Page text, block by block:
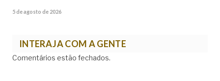
5 de agosto de 2026
INTERAJA COM A GENTE
Comentários estão fechados.